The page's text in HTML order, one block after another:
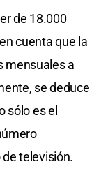
de 18.000
cuenta que la
mensuales a
se deduce
sólo es el
televisión.